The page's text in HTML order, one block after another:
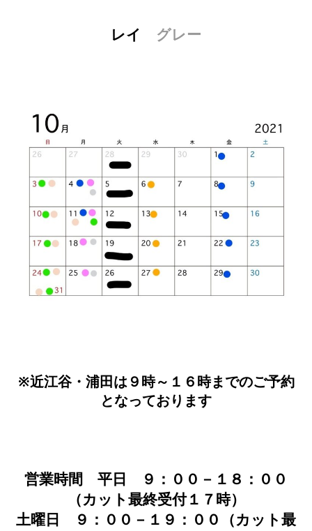
レイ グレー
※近江谷・浦田は９時～１６時までのご予約
となっております
営業時間 平日 ９：００－１８：００
（カット最終受付１７時）
土曜日 ９：００－１９：００（カット最